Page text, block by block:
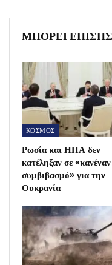
ΜΠΟΡΕΊ
ΚΟΣΜΟΣ
Ρωσία και ΗΠΑ δεν
κατέληξαν σε «κανέναν
συμβιβασμό» για την
Ουκρανία